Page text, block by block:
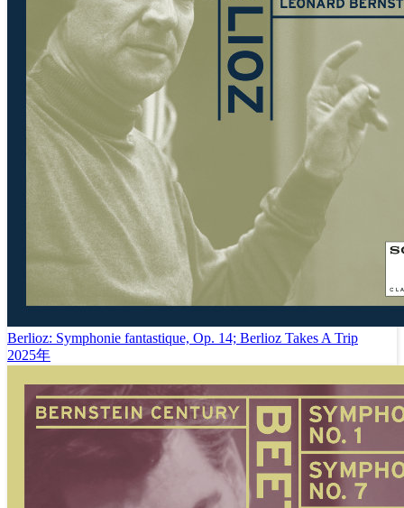
Berlioz: Symphonie fantastique, Op. 14; Berlioz Takes A Trip
2025年